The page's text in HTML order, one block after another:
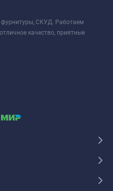
СКУД. Работаем
качество, приятные